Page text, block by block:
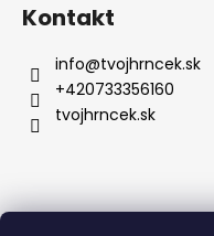
Kontakt
info@tvojhrncek.sk
+420733356160
tvojhrncek.sk